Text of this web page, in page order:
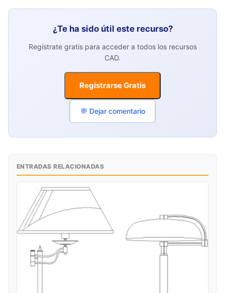
¿Te ha sido útil este recurso?
Regístrate gratis para acceder a todos los recursos
CAD.
Registrarse Gratis
💬 Dejar comentario
ENTRADAS RELACIONADAS